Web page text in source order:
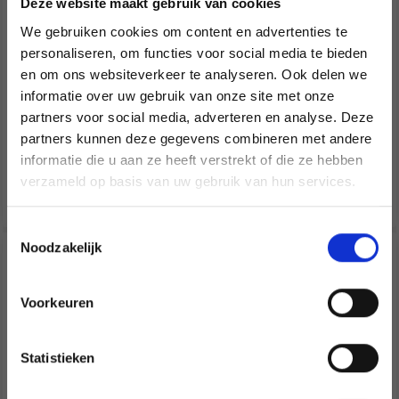
Deze website maakt gebruik van cookies
We gebruiken cookies om content en advertenties te
personaliseren, om functies voor social media te bieden
en om ons websiteverkeer te analyseren. Ook delen we
informatie over uw gebruik van onze site met onze
partners voor social media, adverteren en analyse. Deze
partners kunnen deze gegevens combineren met andere
informatie die u aan ze heeft verstrekt of die ze hebben
verzameld op basis van uw gebruik van hun services.
Noodzakelijk
Voorkeuren
Statistieken
EUR 2.45EUR 3.50
Aanbieding verloopt
31/08/2026
Aantal
Voeg toe aan
winkelwagen
EUR 3.70EUR 5.30
Aanbieding verloopt
31/08/2026
29% korting
Économisez jusqu'à 50 %
Soyez le premier à connaître nos soldes et